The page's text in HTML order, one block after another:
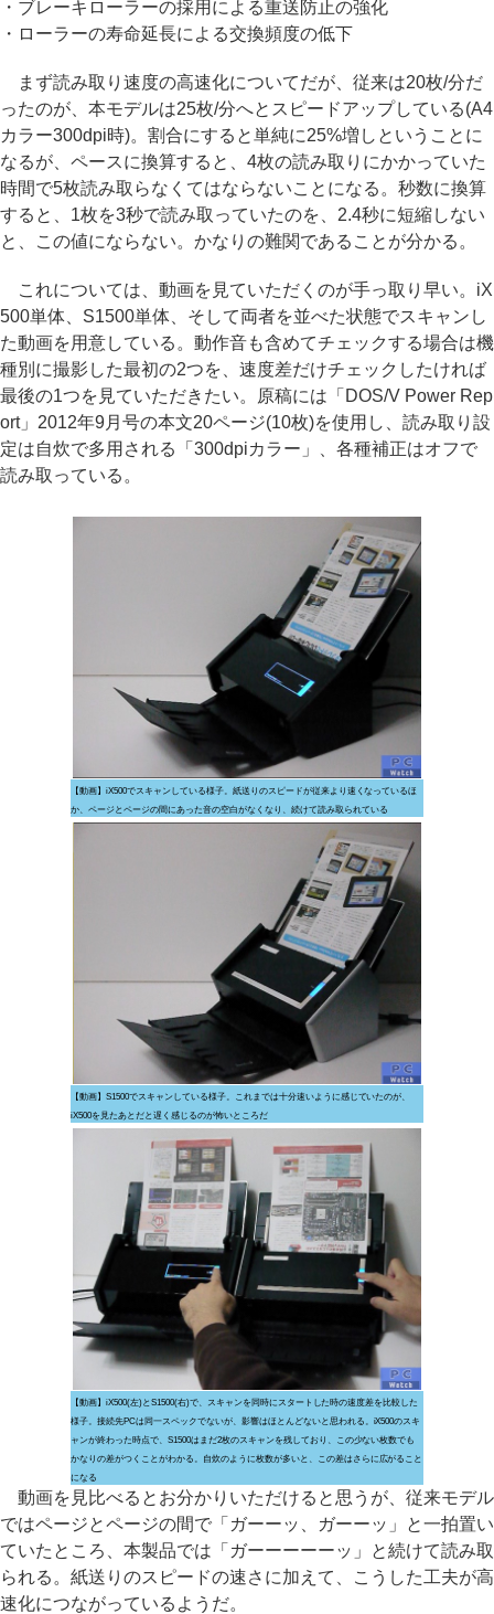
・ブレーキローラーの採用による重送防止の強化
・ローラーの寿命延長による交換頻度の低下
まず読み取り速度の高速化についてだが、従来は20枚/分だ
ったのが、本モデルは25枚/分へとスピードアップしている(A4
カラー300dpi時)。割合にすると単純に25%増しということに
なるが、ペースに換算すると、4枚の読み取りにかかっていた
時間で5枚読み取らなくてはならないことになる。秒数に換算
すると、1枚を3秒で読み取っていたのを、2.4秒に短縮しない
と、この値にならない。かなりの難関であることが分かる。
これについては、動画を見ていただくのが手っ取り早い。iX
500単体、S1500単体、そして両者を並べた状態でスキャンし
た動画を用意している。動作音も含めてチェックする場合は機
種別に撮影した最初の2つを、速度差だけチェックしたければ
最後の1つを見ていただきたい。原稿には「DOS/V Power Rep
ort」2012年9月号の本文20ページ(10枚)を使用し、読み取り設
定は自炊で多用される「300dpiカラー」、各種補正はオフで
読み取っている。
【動画】iX500でスキャンしている様子。紙送りのスピードが従来より速くなっているほ
か、ページとページの間にあった音の空白がなくなり、続けて読み取られている
【動画】S1500でスキャンしている様子。これまでは十分速いように感じていたのが、
iX500を見たあとだと遅く感じるのが怖いところだ
【動画】iX500(左)とS1500(右)で、スキャンを同時にスタートした時の速度差を比較した
様子。接続先PCは同一スペックでないが、影響はほとんどないと思われる。iX500のスキ
ャンが終わった時点で、S1500はまだ2枚のスキャンを残しており、この少ない枚数でも
かなりの差がつくことがわかる。自炊のように枚数が多いと、この差はさらに広がること
になる
動画を見比べるとお分かりいただけると思うが、従来モデル
ではページとページの間で「ガーーッ、ガーーッ」と一拍置い
ていたところ、本製品では「ガーーーーーッ」と続けて読み取
られる。紙送りのスピードの速さに加えて、こうした工夫が高
速化につながっているようだ。